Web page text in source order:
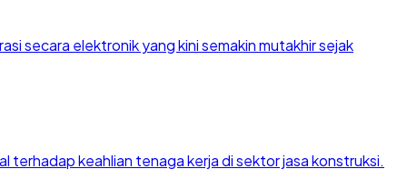
secara elektronik yang kini semakin mutakhir sejak
keahlian tenaga kerja di sektor jasa konstruksi.